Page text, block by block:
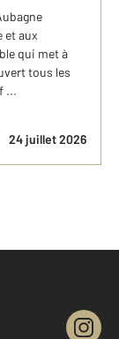
et aux
qui met à
tous les
...
24 juillet 2026